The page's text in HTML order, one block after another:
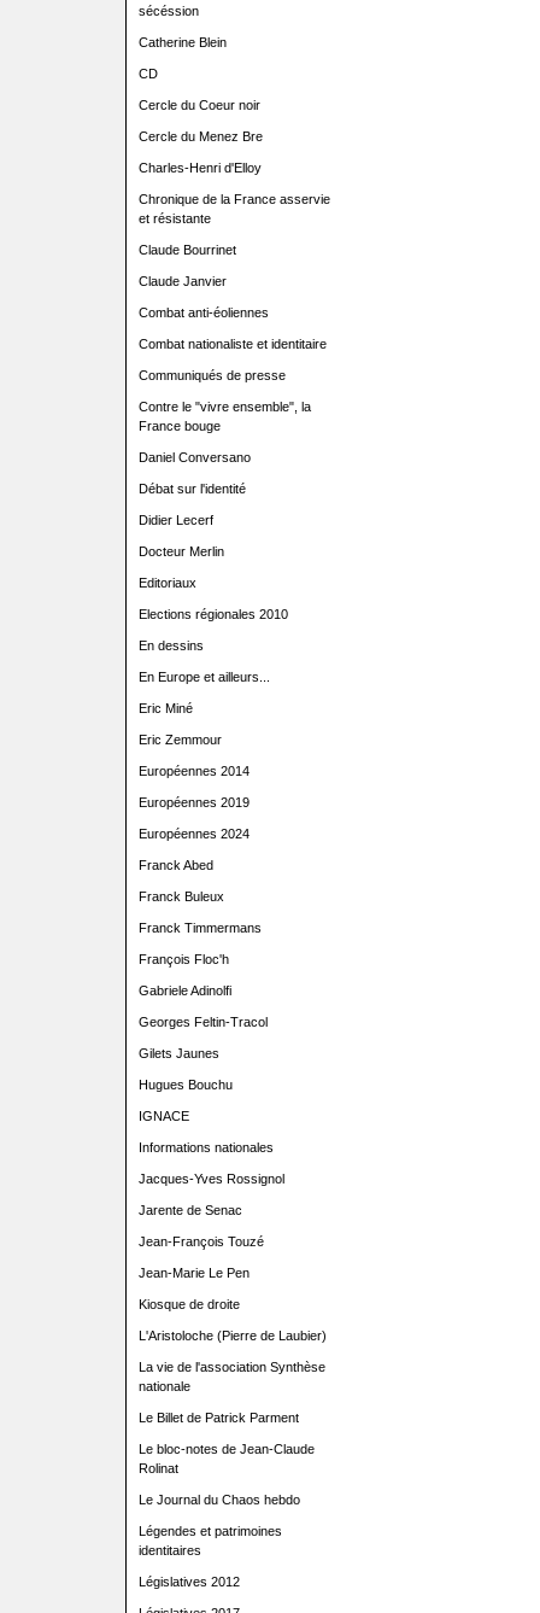
sécéssion
Catherine Blein
CD
Cercle du Coeur noir
Cercle du Menez Bre
Charles-Henri d'Elloy
Chronique de la France asservie
et résistante
Claude Bourrinet
Claude Janvier
Combat anti-éoliennes
Combat nationaliste et identitaire
Communiqués de presse
Contre le "vivre ensemble", la
France bouge
Daniel Conversano
Débat sur l'identité
Didier Lecerf
Docteur Merlin
Editoriaux
Elections régionales 2010
En dessins
En Europe et ailleurs...
Eric Miné
Eric Zemmour
Européennes 2014
Européennes 2019
Européennes 2024
Franck Abed
Franck Buleux
Franck Timmermans
François Floc'h
Gabriele Adinolfi
Georges Feltin-Tracol
Gilets Jaunes
Hugues Bouchu
IGNACE
Informations nationales
Jacques-Yves Rossignol
Jarente de Senac
Jean-François Touzé
Jean-Marie Le Pen
Kiosque de droite
L'Aristoloche (Pierre de Laubier)
La vie de l'association Synthèse
nationale
Le Billet de Patrick Parment
Le bloc-notes de Jean-Claude
Rolinat
Le Journal du Chaos hebdo
Légendes et patrimoines
identitaires
Législatives 2012